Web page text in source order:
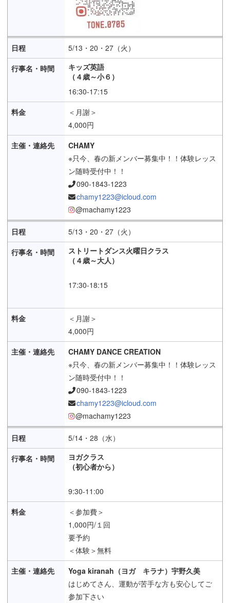
5/13・20・27（火）
キッズ英語
（４歳～小６）
16:30-17:15
＜月謝＞
4,000円
CHAMY
※只今、春の新メンバー募集中！！体験レッス
ン随時受付中！！
090-1843-1223
chamy1223@icloud.com
@machamy1223
5/13・20・27（火）
ストリートダンス火曜日クラス
（４歳～大人）
17:30-18:15
＜月謝＞
4,000円
CHAMY DANCE CREATION
※只今、春の新メンバー募集中！！体験レッス
ン随時受付中！！
090-1843-1223
chamy1223@icloud.com
@machamy1223
5/14・28（水）
ヨガクラス
（初心者から）
9:30-11:00
＜参加費＞
1,000円/１回
要予約
＜体験＞無料
Yoga kiranah（ヨガ キラナ）宇野久美
はじめてさん、運動が苦手な方も安心してご
参加下さい